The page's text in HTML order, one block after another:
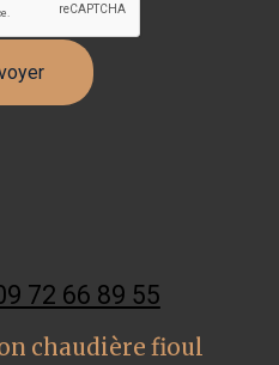
72 66 89 55
chaudière fioul